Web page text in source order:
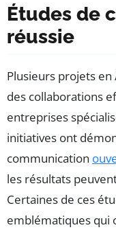
Études de
réussie
Plusieurs projets
des collaborations
entreprises
initiatives ont
communication
les résultats
Certaines de ces
emblématiques qui